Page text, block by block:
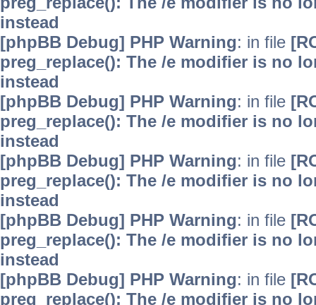
instead
[phpBB Debug] PHP Warning: in file
preg_replace(): The /e modifier is no
instead
[phpBB Debug] PHP Warning: in file
preg_replace(): The /e modifier is no
instead
[phpBB Debug] PHP Warning: in file
preg_replace(): The /e modifier is no
instead
[phpBB Debug] PHP Warning: in file
preg_replace(): The /e modifier is no
instead
[phpBB Debug] PHP Warning: in file
preg_replace(): The /e modifier is no